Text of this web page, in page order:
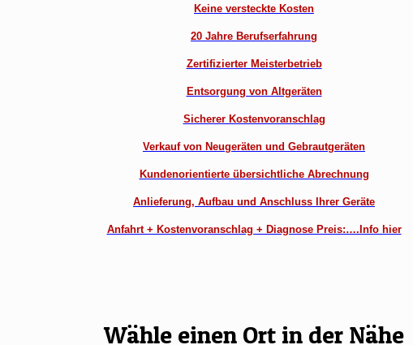
Keine versteckte Kosten
20 Jahre Berufserfahrung
Zertifizierter Meisterbetrieb
Entsorgung von Altgeräten
Sicherer Kostenvoranschlag
Verkauf von Neugeräten und Gebrautgeräten
Kundenorientierte übersichtliche Abrechnung
Anlieferung, Aufbau und Anschluss Ihrer Geräte
Anfahrt + Kostenvoranschlag + Diagnose Preis:….Info hier
Wähle einen Ort in der Nähe